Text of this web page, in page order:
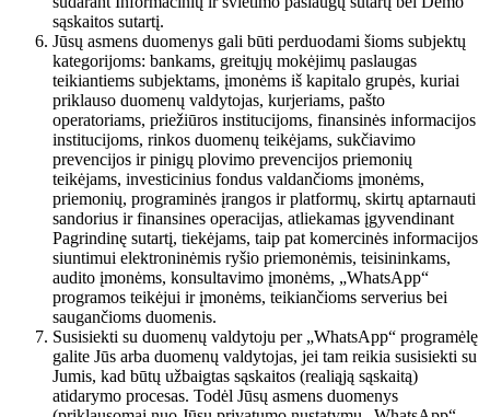
sąskaitos sutartį.
Jūsų asmens duomenys gali būti perduodami šioms subjektų
kategorijoms: bankams, greitųjų mokėjimų paslaugas
teikiantiems subjektams, įmonėms iš kapitalo grupės, kuriai
priklauso duomenų valdytojas, kurjeriams, pašto
operatoriams, priežiūros institucijoms, finansinės informacijos
institucijoms, rinkos duomenų teikėjams, sukčiavimo
prevencijos ir pinigų plovimo prevencijos priemonių
teikėjams, investicinius fondus valdančioms įmonėms,
priemonių, programinės įrangos ir platformų, skirtų aptarnauti
sandorius ir finansines operacijas, atliekamas įgyvendinant
Pagrindinę sutartį, tiekėjams, taip pat komercinės informacijos
siuntimui elektroninėmis ryšio priemonėmis, teisininkams,
audito įmonėms, konsultavimo įmonėms, „WhatsApp“
programos teikėjui ir įmonėms, teikiančioms serverius bei
saugančioms duomenis.
Susisiekti su duomenų valdytoju per „WhatsApp“ programėlę
galite Jūs arba duomenų valdytojas, jei tam reikia susisiekti su
Jumis, kad būtų užbaigtas sąskaitos (realiąją sąskaitą)
atidarymo procesas. Todėl Jūsų asmens duomenys